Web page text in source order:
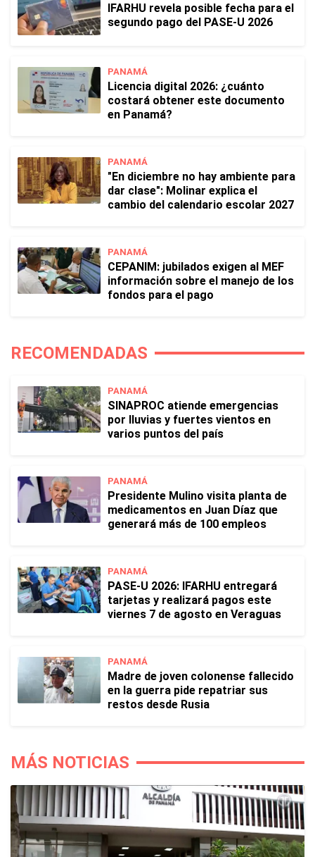
IFARHU revela posible fecha para el
segundo pago del PASE-U 2026
PANAMÁ
Licencia digital 2026: ¿cuánto
costará obtener este documento
en Panamá?
PANAMÁ
"En diciembre no hay ambiente para
dar clase": Molinar explica el
cambio del calendario escolar 2027
PANAMÁ
CEPANIM: jubilados exigen al MEF
información sobre el manejo de los
fondos para el pago
RECOMENDADAS
PANAMÁ
SINAPROC atiende emergencias
por lluvias y fuertes vientos en
varios puntos del país
PANAMÁ
Presidente Mulino visita planta de
medicamentos en Juan Díaz que
generará más de 100 empleos
PANAMÁ
PASE-U 2026: IFARHU entregará
tarjetas y realizará pagos este
viernes 7 de agosto en Veraguas
PANAMÁ
Madre de joven colonense fallecido
en la guerra pide repatriar sus
restos desde Rusia
MÁS NOTICIAS